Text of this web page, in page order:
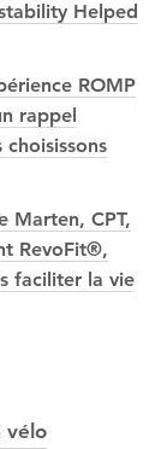
Helped
ROMP
rappel
Marten, CPT,
RevoFit®,
faciliter la vie
vélo